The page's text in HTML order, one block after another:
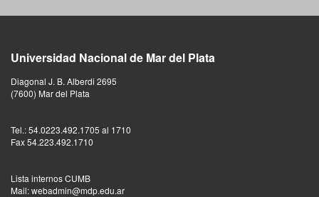
Universidad Nacional de Mar del Plata
Diagonal J. B. Alberdi 2695
(7600) Mar del Plata
Tel.: 54.0223.492.1705 al 1710
Fax 54.223.492.1710
Lista internos CUMB
Mail: webadmin@mdp.edu.ar